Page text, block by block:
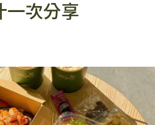
一次分享